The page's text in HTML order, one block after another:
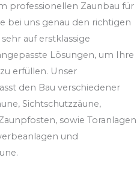
professionellen Zaunbau für
bei uns genau den richtigen
auf erstklassige
Lösungen, um Ihre
erfüllen. Unser
den Bau verschiedener
Sichtschutzzäune,
sowie Toranlagen
und